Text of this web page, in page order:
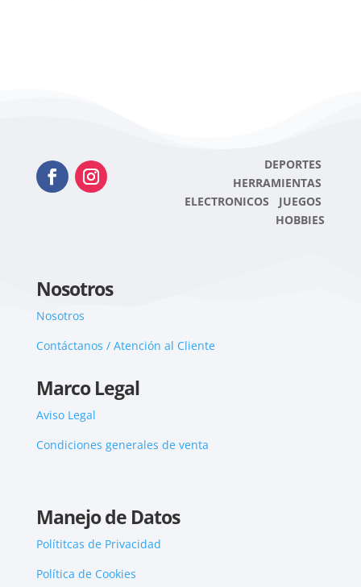
DEPORTES
HERRAMIENTAS
ELECTRONICOS JUEGOS
HOBBIES
Nosotros
Nosotros
Contáctanos / Atención al Cliente
Marco Legal
Aviso Legal
Condiciones generales de venta
Manejo de Datos
Polítitcas de Privacidad
Política de Cookies